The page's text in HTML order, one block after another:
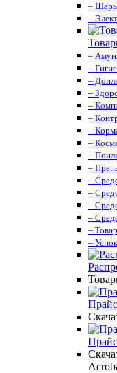
–
–
–
–
–
–
–
–
–
–
–
–
–
–
–
–
–
–